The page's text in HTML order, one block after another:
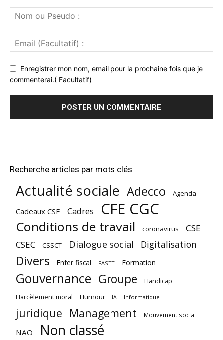
Enregistrer mon nom, email pour la prochaine fois que je
commenterai.( Facultatif)
Recherche articles par mots clés
Actualité sociale Adecco Agenda
Cadeaux CSE Cadres CFE CGC
Conditions de travail coronavirus CSE
CSEC CSSCT Dialogue social Digitalisation
Divers Enfer fiscal FASTT Formation
Gouvernance Groupe Handicap
Harcèlement moral Humour IA Informatique
juridique Management Mouvement social
NAO Non classé